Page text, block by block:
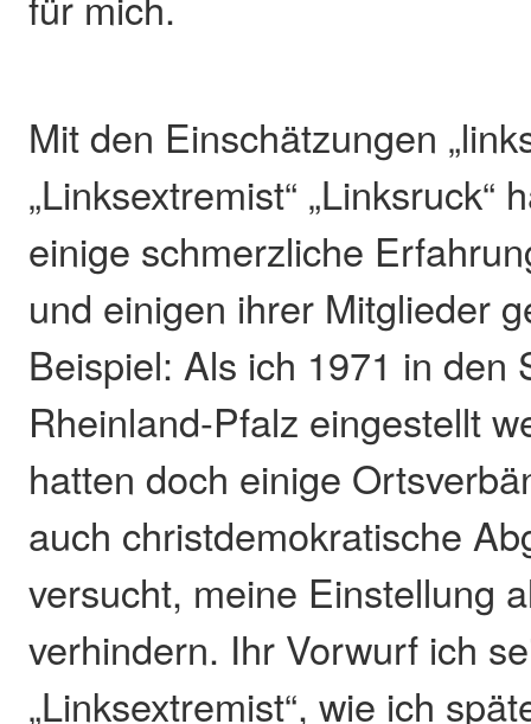
Mit den Einschätzungen
„Linksextremist“ „Linksruck“
einige schmerzliche
und einigen ihrer Mitglieder
Beispiel: Als ich 1971 in den
Rheinland-Pfalz eingestellt
hatten doch einige
auch christdemokratische
versucht, meine Einstellung
verhindern. Ihr Vorwurf ich
„Linksextremist“, wie ich